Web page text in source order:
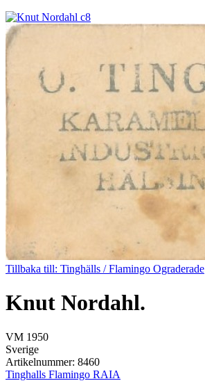
Tillbaka till: Tinghälls / Flamingo Ograderade
Knut Nordahl.
VM 1950
Sverige
Artikelnummer: 8460
Tinghalls Flamingo RAIA